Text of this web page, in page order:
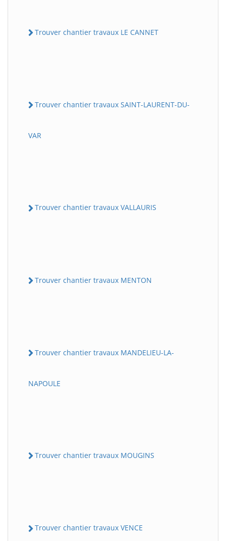
Trouver chantier travaux LE CANNET
Trouver chantier travaux SAINT-LAURENT-DU-
VAR
Trouver chantier travaux VALLAURIS
Trouver chantier travaux MENTON
Trouver chantier travaux MANDELIEU-LA-
NAPOULE
Trouver chantier travaux MOUGINS
Trouver chantier travaux VENCE